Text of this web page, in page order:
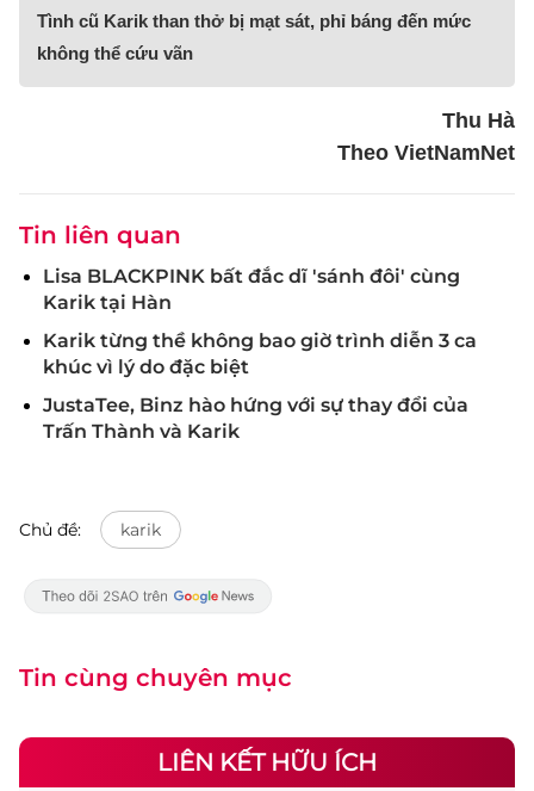
Tình cũ Karik than thở bị mạt sát, phỉ báng đến mức
không thể cứu vãn
Thu Hà
Theo VietNamNet
Tin liên quan
Lisa BLACKPINK bất đắc dĩ 'sánh đôi' cùng
Karik tại Hàn
Karik từng thề không bao giờ trình diễn 3 ca
khúc vì lý do đặc biệt
JustaTee, Binz hào hứng với sự thay đổi của
Trấn Thành và Karik
Chủ đề: karik
Tin cùng chuyên mục
LIÊN KẾT HỮU ÍCH